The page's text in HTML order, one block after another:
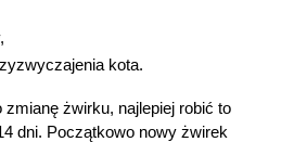
kota.
zmianę żwirku, najlepiej robić to
dni. Początkowo nowy żwirek